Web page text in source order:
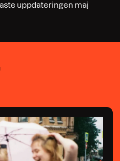
uppdateringen maj